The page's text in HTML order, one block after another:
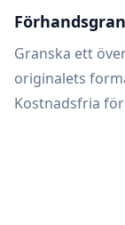
Granska ett
originalets
Kostnadsfria